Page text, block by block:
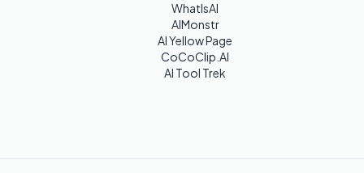
WhatIsAI
AIMonstr
AI Yellow Page
CoCoClip.AI
AI Tool Trek